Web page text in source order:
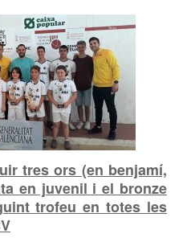
tres ors (en benjamí,
en juvenil i el bronze
trofeu en totes les